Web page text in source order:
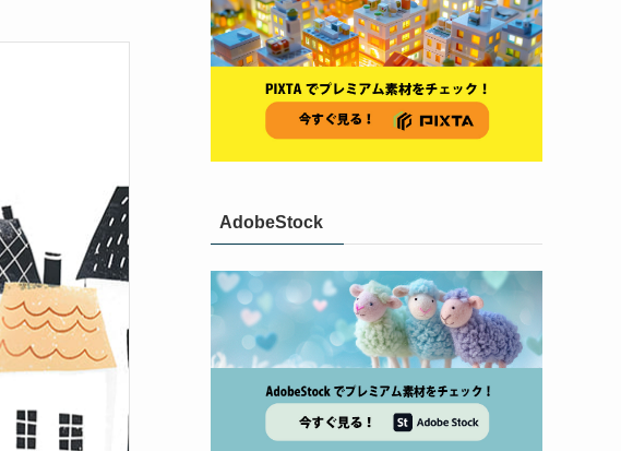
AdobeStock